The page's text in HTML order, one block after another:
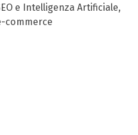
e Intelligenza Artificiale,
commerce